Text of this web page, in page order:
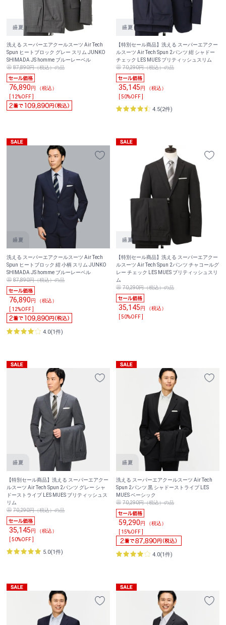
洗える スーパーエアクールスーツ Air Tech
Spun ヒートブロック グレー スリム JUNKO
SHIMADA JS homme ブルーレーベル
87,890円（税込）の品
76,890円 （税込）
[ 12%OFF ]
【特別セール商品】洗える スーパーエアクー
ルスーツ Air Tech Spun 2パンツ 紺 シャドー
チェック LES MUES ブリティッシュスリム
70,290円（税込）の品
35,145円 （税込）
[ 50%OFF ]
4.5(2件)
洗える スーパーエアクールスーツ Air Tech
Spun ヒートブロック 紺 小柄 スリム JUNKO
SHIMADA JS homme ブルーレーベル
87,890円（税込）の品
76,890円 （税込）
[ 12%OFF ]
4.0(1件)
【特別セール商品】洗える スーパーエアクー
ルスーツ Air Tech Spun 2パンツ チャコールグ
レー チェック LES MUES ブリティッシュスリ
ム
70,290円（税込）の品
35,145円 （税込）
[ 50%OFF ]
【特別セール商品】洗える スーパーエアクー
ルスーツ Air Tech Spun 2パンツ グレー シャ
ドーストライプ LES MUES ブリティッシュス
リム
70,290円（税込）の品
35,145円 （税込）
[ 50%OFF ]
5.0(1件)
洗える スーパーエアクールスーツ Air Tech
Spun 2パンツ 黒 シャドーストライプ LES
MUES ベーシック
70,290円（税込）の品
59,290円 （税込）
[ 15%OFF ]
4.0(1件)